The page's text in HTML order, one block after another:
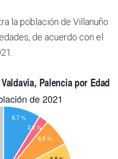
la población de Villanuño
de acuerdo con el